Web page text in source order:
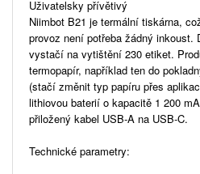
Uživatelsky přívětivý
Niimbot B21 je termální tiskárna,
provoz není potřeba žádný
vystačí na vytištění 230 etiket.
termopapír, například ten do
(stačí změnit typ papíru přes
lithiovou baterií o kapacitě 1 200
přiložený kabel USB-A na USB-C.
Technické parametry: